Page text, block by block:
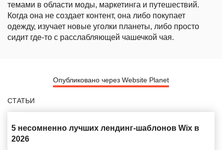
темами в области моды, маркетинга и путешествий.
Когда она не создает контент, она либо покупает
одежду, изучает новые уголки планеты, либо просто
сидит где-то с расслабляющей чашечкой чая.
Опубликовано через Website Planet
СТАТЬИ
5 несомненно лучших лендинг-шаблонов Wix в
2026